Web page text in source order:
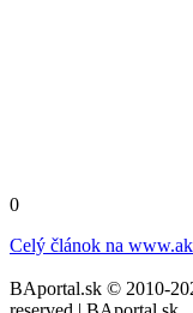
0
Celý článok na
BAportal.sk © 2010-